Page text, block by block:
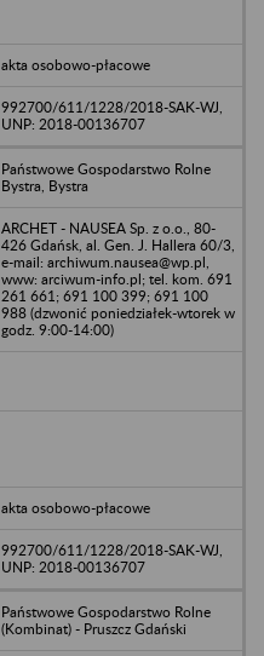
akta osobowo-płacowe
992700/611/1228/2018-SAK-WJ,
UNP: 2018-00136707
Państwowe Gospodarstwo Rolne
Bystra, Bystra
ARCHET - NAUSEA Sp. z o.o., 80-
426 Gdańsk, al. Gen. J. Hallera 60/3,
e-mail: archiwum.nausea@wp.pl,
www: arciwum-info.pl; tel. kom. 691
261 661; 691 100 399; 691 100
988 (dzwonić poniedziałek-wtorek w
godz. 9:00-14:00)
akta osobowo-płacowe
992700/611/1228/2018-SAK-WJ,
UNP: 2018-00136707
Państwowe Gospodarstwo Rolne
(Kombinat) - Pruszcz Gdański